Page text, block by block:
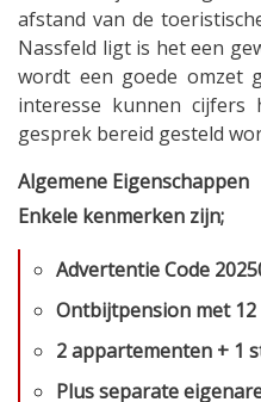
afstand van de
Nassfeld ligt is het een
wordt een goede omzet
interesse kunnen
gesprek bereid gesteld
Algemene Eigenschappen
Enkele kenmerken zijn;
Advertentie Code
Ontbijtpension met 12
2 appartementen + 1
Plus separate